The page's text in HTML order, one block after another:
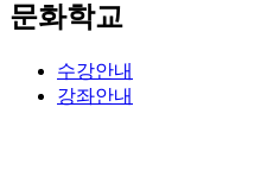
문화학교
수강안내
강좌안내